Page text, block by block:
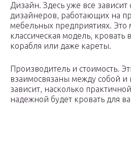
Дизайн. Здесь уже все
дизайнеров, работающих на
мебельных предприятиях. Это
классическая модель, кровать
корабля или даже кареты.
Производитель и стоимость.
взаимосвязаны между собой и
зависит, насколько
надежной будет кровать для